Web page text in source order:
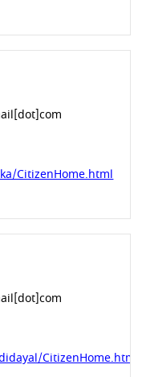
CitizenHome.html
CitizenHome.html